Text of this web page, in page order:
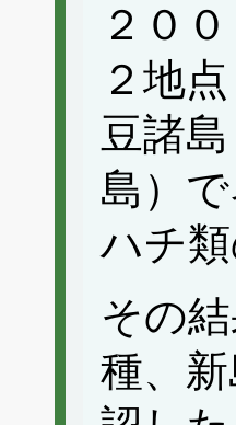
２０
２地
豆諸
島）
ハチ
その
種、